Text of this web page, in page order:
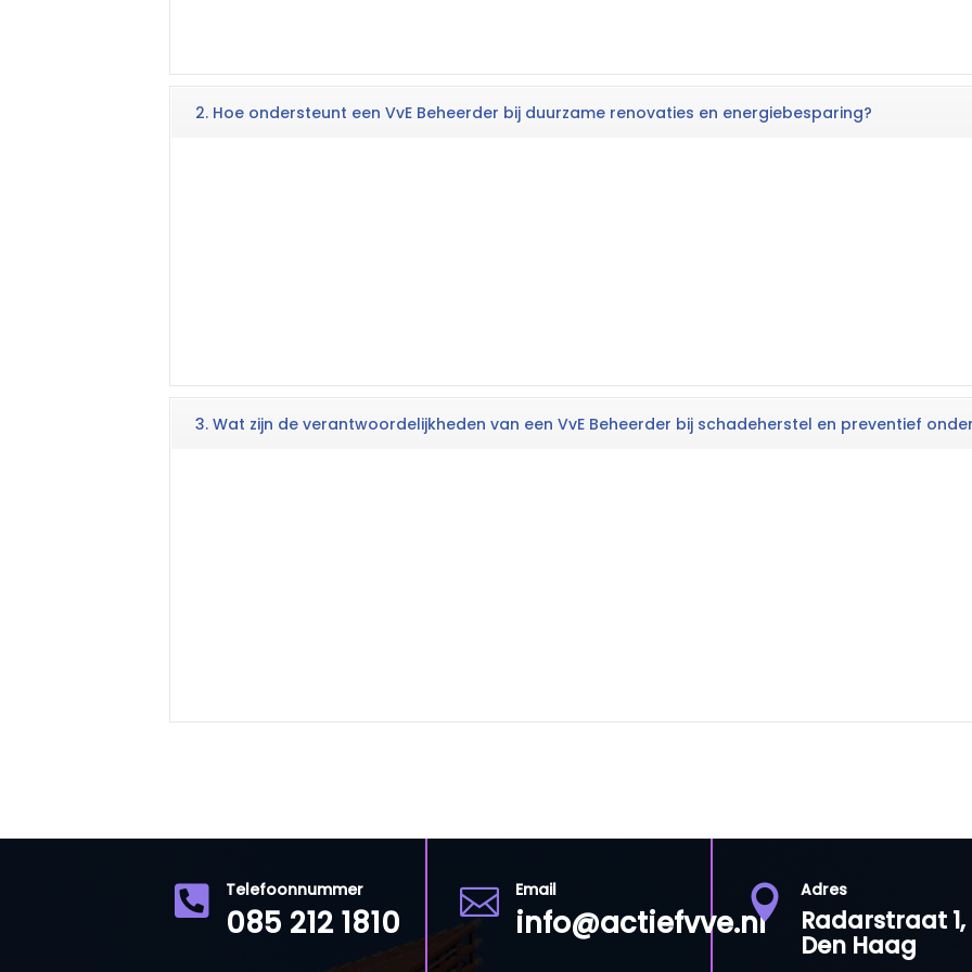
2. Hoe ondersteunt een VvE Beheerder bij duurzame renovaties en energiebesparing?
3. Wat zijn de verantwoordelijkheden van een VvE Beheerder bij schadeherstel en preventief
 Telefoonnummer
085 212 1810
 Email
info@actiefvve.nl
 Adres
Radarstraat 1,
Den Haag